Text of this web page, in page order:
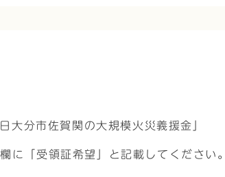
分市佐賀関の大規模火災義援金」
に「受領証希望」と記載してください。